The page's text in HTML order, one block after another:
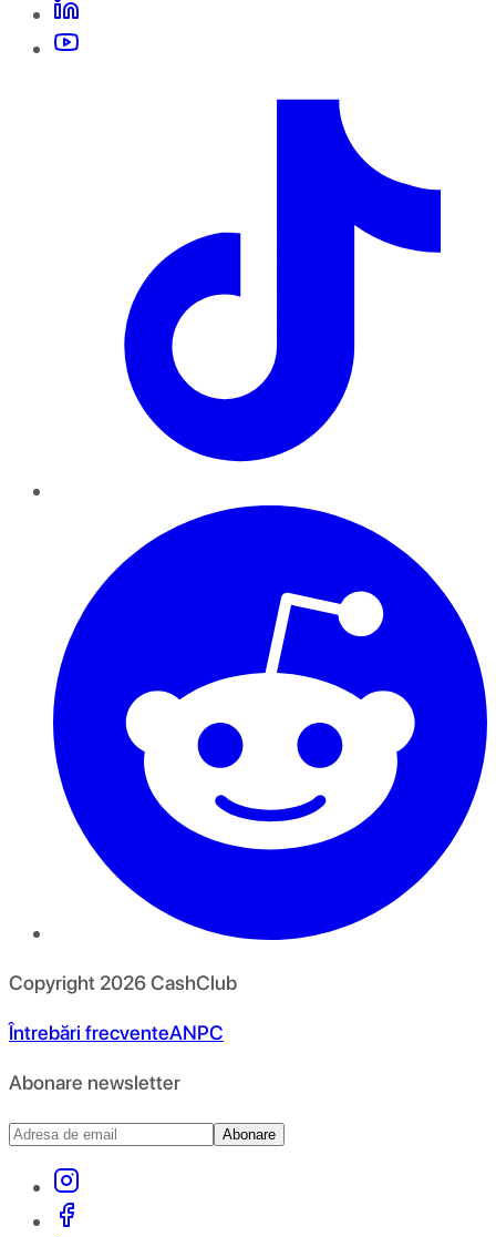
Copyright 2026CashClub
Întrebări frecventeANPC
Abonare newsletter
Abonare